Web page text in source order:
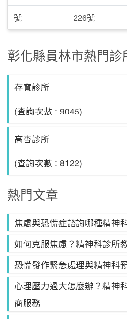
號 226號
彰化縣員林市熱門診
存寬診所
(查詢次數 : 9045)
高杏診所
(查詢次數 : 8122)
熱門文章
焦慮與恐慌症諮詢哪種精神
如何克服焦慮？精神科診所
恐慌發作緊急處理與精神科
心理壓力過大怎麼辦？精神
商服務